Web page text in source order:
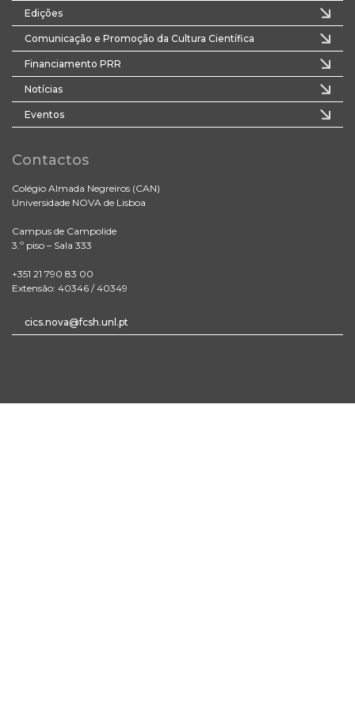
Edições
Comunicação e Promoção da Cultura Científica
Financiamento PRR
Notícias
Eventos
Contactos
Colégio Almada Negreiros (CAN)
Universidade NOVA de Lisboa
Campus de Campolide
3.º piso – Sala 333
+351 21 790 83 00
Extensão: 40346 / 40349
cics.nova@fcsh.unl.pt